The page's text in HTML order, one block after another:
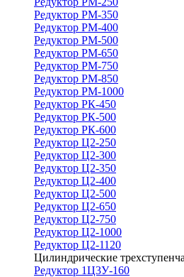
Редуктор РМ-350
Редуктор РМ-400
Редуктор РМ-500
Редуктор РМ-650
Редуктор РМ-750
Редуктор РМ-850
Редуктор РМ-1000
Редуктор РК-450
Редуктор РК-500
Редуктор РК-600
Редуктор Ц2-250
Редуктор Ц2-300
Редуктор Ц2-350
Редуктор Ц2-400
Редуктор Ц2-500
Редуктор Ц2-650
Редуктор Ц2-750
Редуктор Ц2-1000
Редуктор Ц2-1120
Цилиндрические
Редуктор 1Ц3У-160